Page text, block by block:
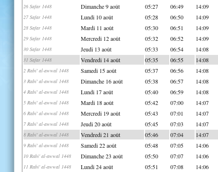
26 Safar 1448 Dimanche 9 août 05:27 06:49 14:09
27 Safar 1448 Lundi 10 août 05:28 06:50 14:09
28 Safar 1448 Mardi 11 août 05:30 06:51 14:09
29 Safar 1448 Mercredi 12 août 05:32 06:52 14:09
30 Safar 1448 Jeudi 13 août 05:33 06:54 14:08
31 Safar 1448 Vendredi 14 août 05:35 06:55 14:08
2 Rabi' al-awwal 1448 Samedi 15 août 05:37 06:56 14:08
3 Rabi' al-awwal 1448 Dimanche 16 août 05:38 06:57 14:08
4 Rabi' al-awwal 1448 Lundi 17 août 05:40 06:59 14:08
5 Rabi' al-awwal 1448 Mardi 18 août 05:42 07:00 14:07
6 Rabi' al-awwal 1448 Mercredi 19 août 05:43 07:01 14:07
7 Rabi' al-awwal 1448 Jeudi 20 août 05:45 07:03 14:07
8 Rabi' al-awwal 1448 Vendredi 21 août 05:46 07:04 14:07
9 Rabi' al-awwal 1448 Samedi 22 août 05:48 07:05 14:06
10 Rabi' al-awwal 1448 Dimanche 23 août 05:50 07:07 14:06
11 Rabi' al-awwal 1448 Lundi 24 août 05:51 07:08 14:06